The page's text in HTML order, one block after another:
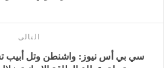
التالى
سي بي أس نيوز: واشنطن وتل أبيب